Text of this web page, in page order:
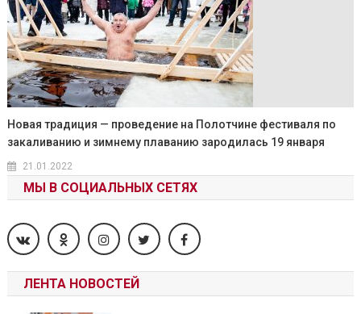
Новая традиция — проведение на Полотчине фестиваля по
закаливанию и зимнему плаванию зародилась 19 января
21.01.2022
МЫ В СОЦИАЛЬНЫХ СЕТЯХ
ЛЕНТА НОВОСТЕЙ